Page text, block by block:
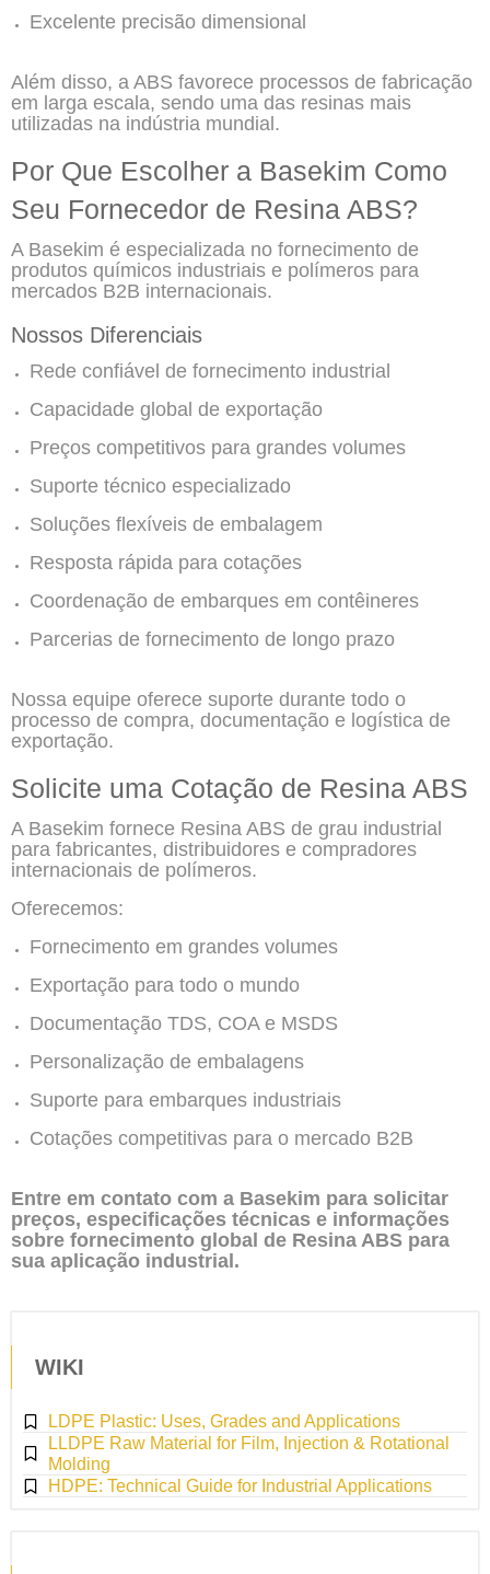
Excelente precisão dimensional
Além disso, a ABS favorece processos de fabricação
em larga escala, sendo uma das resinas mais
utilizadas na indústria mundial.
Por Que Escolher a Basekim Como
Seu Fornecedor de Resina ABS?
A Basekim é especializada no fornecimento de
produtos químicos industriais e polímeros para
mercados B2B internacionais.
Nossos Diferenciais
Rede confiável de fornecimento industrial
Capacidade global de exportação
Preços competitivos para grandes volumes
Suporte técnico especializado
Soluções flexíveis de embalagem
Resposta rápida para cotações
Coordenação de embarques em contêineres
Parcerias de fornecimento de longo prazo
Nossa equipe oferece suporte durante todo o
processo de compra, documentação e logística de
exportação.
Solicite uma Cotação de Resina ABS
A Basekim fornece Resina ABS de grau industrial
para fabricantes, distribuidores e compradores
internacionais de polímeros.
Oferecemos:
Fornecimento em grandes volumes
Exportação para todo o mundo
Documentação TDS, COA e MSDS
Personalização de embalagens
Suporte para embarques industriais
Cotações competitivas para o mercado B2B
Entre em contato com a Basekim para solicitar
preços, especificações técnicas e informações
sobre fornecimento global de Resina ABS para
sua aplicação industrial.
WIKI
LDPE Plastic: Uses, Grades and Applications
LLDPE Raw Material for Film, Injection & Rotational
Molding
HDPE: Technical Guide for Industrial Applications